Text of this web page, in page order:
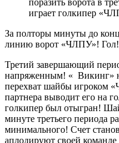
поразить ворота в
играет голкипер
За полторы минуты до
линию ворот «ЧЛПУ»! Гол!
Третий завершающий
напряженным! « Викинг»
перехват шайбы игроком
партнера выводит его на
голкипер был отыгран!
минуте третьего периода
минимального! Счет
аплодируют своей